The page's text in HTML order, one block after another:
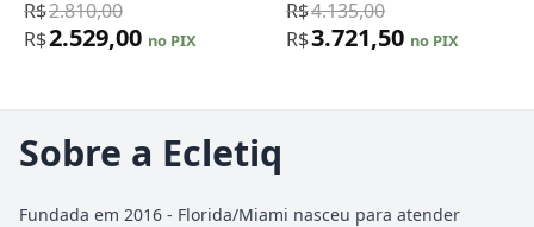
R$2.810,00
R$2.529,00 no PIX
R$4.135,00
R$3.721,50 no PIX
Sobre a Ecletiq
Fundada em 2016 - Florida/Miami nasceu para atender